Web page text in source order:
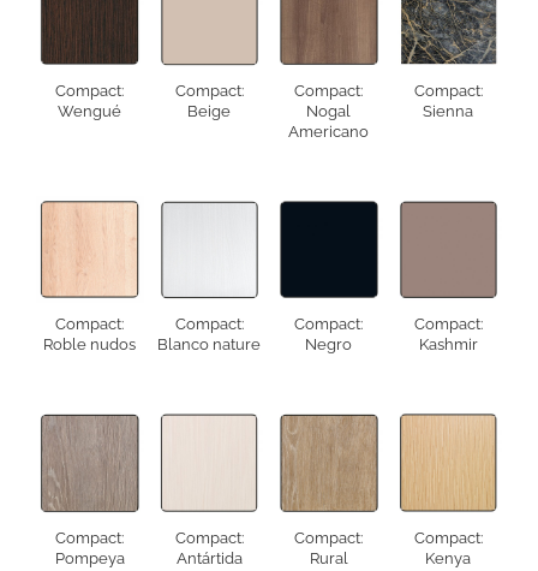
Compact:
Wengué
Compact:
Beige
Compact:
Nogal
Americano
Compact:
Sienna
Compact:
Roble nudos
Compact:
Blanco nature
Compact:
Negro
Compact:
Kashmir
Compact:
Pompeya
Compact:
Antártida
Compact:
Rural
Compact:
Kenya